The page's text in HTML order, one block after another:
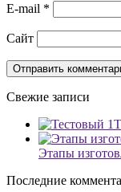
E-mail *
Сайт
Свежие записи
Этапы
Последние